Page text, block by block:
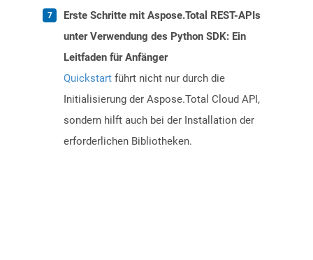
Erste Schritte mit Aspose.Total REST-APIs
unter Verwendung des Python SDK: Ein
Leitfaden für Anfänger
Quickstart führt nicht nur durch die
Initialisierung der Aspose.Total Cloud API,
sondern hilft auch bei der Installation der
erforderlichen Bibliotheken.